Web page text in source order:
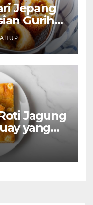
Jepang
Gurih
Jagung
yang